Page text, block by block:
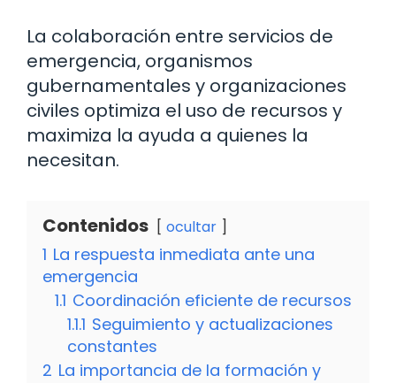
La colaboración entre servicios de
emergencia, organismos
gubernamentales y organizaciones
civiles optimiza el uso de recursos y
maximiza la ayuda a quienes la
necesitan.
Contenidos ocultar
1 La respuesta inmediata ante una
emergencia
1.1 Coordinación eficiente de recursos
1.1.1 Seguimiento y actualizaciones
constantes
2 La importancia de la formación y